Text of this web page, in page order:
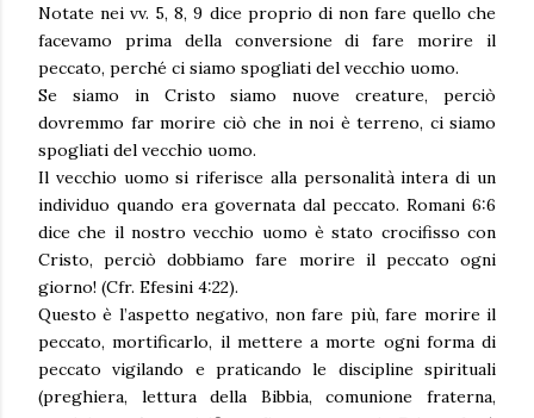
Notate nei vv. 5, 8, 9 dice proprio di non fare quello che
facevamo prima della conversione di fare morire il
peccato, perché ci siamo spogliati del vecchio uomo.
Se siamo in Cristo siamo nuove creature, perciò
dovremmo far morire ciò che in noi è terreno, ci siamo
spogliati del vecchio uomo.
Il vecchio uomo si riferisce alla personalità intera di un
individuo quando era governata dal peccato. Romani 6:6
dice che il nostro vecchio uomo è stato crocifisso con
Cristo, perciò dobbiamo fare morire il peccato ogni
giorno! (Cfr. Efesini 4:22).
Questo è l’aspetto negativo, non fare più, fare morire il
peccato, mortificarlo, il mettere a morte ogni forma di
peccato vigilando e praticando le discipline spirituali
(preghiera, lettura della Bibbia, comunione fraterna,